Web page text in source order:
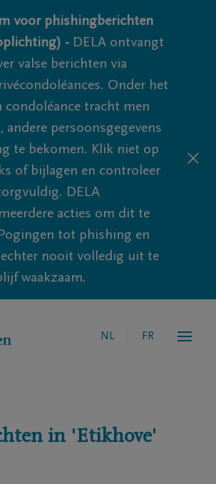
voor phishingberichten
- DELA ontvangt
valse berichten via
Onder het
condoléance tracht men
andere persoonsgegevens
te bekomen. Klik niet op
of bijlagen en controleer
DELA
acties om dit te
tot phishing en
echter nooit volledig uit te
waakzaam.
NL FR
in 'Etikhove'